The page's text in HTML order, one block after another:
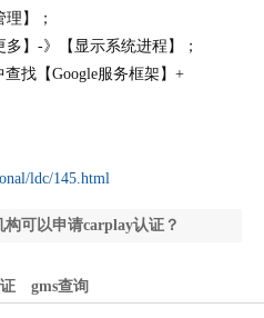
】；
】-》【显示系统进程】；
找【Google服务框架】+
ldc/145.html
可以申请carplay认证？
gms查询